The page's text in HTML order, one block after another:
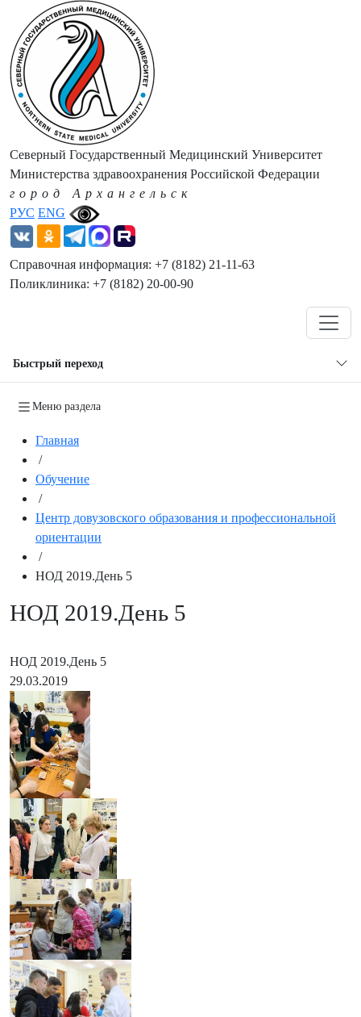
РУС ENG
Северный Государственный Медицинский Университет
Министерства здравоохранения Российской Федерации
город Архангельск
Справочная информация: +7 (8182) 21-11-63
Поликлиника: +7 (8182) 20-00-90
Быстрый переход
Меню раздела
Главная
/
Обучение
/
Центр довузовского образования и профессиональной
ориентации
/
НОД 2019.День 5
НОД 2019.День 5
НОД 2019.День 5
29.03.2019